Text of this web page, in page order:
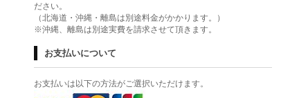
ださい。
（北海道・沖縄・離島は別途料金がかかります。）
※沖縄、離島は別途実費を請求させて頂きます。
お支払いについて
お支払いは以下の方法がご選択いただけます。